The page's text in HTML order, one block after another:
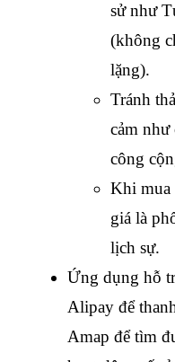
sử như
(không
lặng).
Tránh
cảm
công
Khi mua
giá là
lịch sự.
Ứng dụng hỗ
Alipay để
Amap để tìm